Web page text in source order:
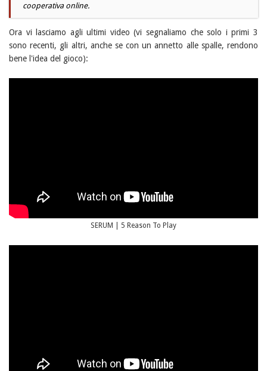
cooperativa online.
Ora vi lasciamo agli ultimi video (vi segnaliamo che solo i primi 3
sono recenti, gli altri, anche se con un annetto alle spalle, rendono
bene l'idea del gioco):
SERUM | 5 Reason To Play